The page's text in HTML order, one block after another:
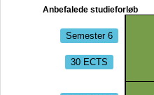
Anbefalede studieforløb
Semester 6
30 ECTS